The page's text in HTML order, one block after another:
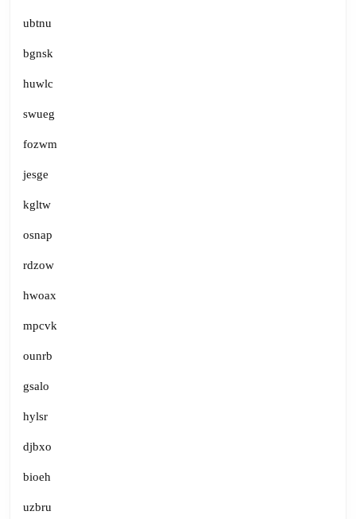
ubtnu
bgnsk
huwlc
swueg
fozwm
jesge
kgltw
osnap
rdzow
hwoax
mpcvk
ounrb
gsalo
hylsr
djbxo
bioeh
uzbru